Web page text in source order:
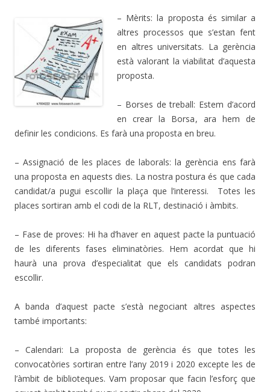
– Mèrits: la proposta és similar a
altres processos que s’estan fent
en altres universitats. La gerència
està valorant la viabilitat d’aquesta
proposta.
– Borses de treball: Estem d’acord
en crear la Borsa, ara hem de
definir les condicions. Es farà una proposta en breu.
– Assignació de les places de laborals: la gerència ens farà
una proposta en aquests dies. La nostra postura és que cada
candidat/a pugui escollir la plaça que l’interessi. Totes les
places sortiran amb el codi de la RLT, destinació i àmbits.
– Fase de proves: Hi ha d’haver en aquest pacte la puntuació
de les diferents fases eliminatòries. Hem acordat que hi
haurà una prova d’especialitat que els candidats podran
escollir.
A banda d’aquest pacte s’està negociant altres aspectes
també importants:
– Calendari: La proposta de gerència és que totes les
convocatòries sortiran entre l’any 2019 i 2020 excepte les de
l’àmbit de biblioteques. Vam proposar que facin l’esforç que